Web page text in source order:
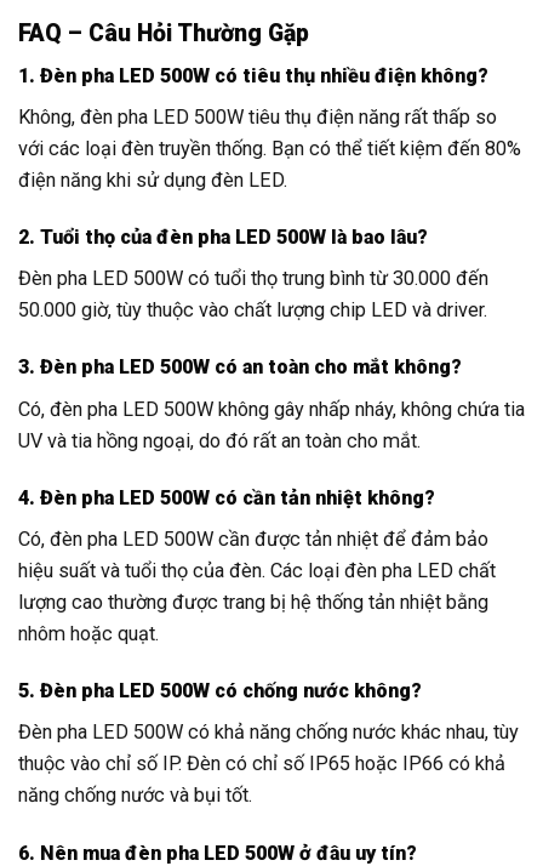
FAQ – Câu Hỏi Thường Gặp
1. Đèn pha LED 500W có tiêu thụ nhiều điện không?
Không, đèn pha LED 500W tiêu thụ điện năng rất thấp so
với các loại đèn truyền thống. Bạn có thể tiết kiệm đến 80%
điện năng khi sử dụng đèn LED.
2. Tuổi thọ của đèn pha LED 500W là bao lâu?
Đèn pha LED 500W có tuổi thọ trung bình từ 30.000 đến
50.000 giờ, tùy thuộc vào chất lượng chip LED và driver.
3. Đèn pha LED 500W có an toàn cho mắt không?
Có, đèn pha LED 500W không gây nhấp nháy, không chứa tia
UV và tia hồng ngoại, do đó rất an toàn cho mắt.
4. Đèn pha LED 500W có cần tản nhiệt không?
Có, đèn pha LED 500W cần được tản nhiệt để đảm bảo
hiệu suất và tuổi thọ của đèn. Các loại đèn pha LED chất
lượng cao thường được trang bị hệ thống tản nhiệt bằng
nhôm hoặc quạt.
5. Đèn pha LED 500W có chống nước không?
Đèn pha LED 500W có khả năng chống nước khác nhau, tùy
thuộc vào chỉ số IP. Đèn có chỉ số IP65 hoặc IP66 có khả
năng chống nước và bụi tốt.
6. Nên mua đèn pha LED 500W ở đâu uy tín?